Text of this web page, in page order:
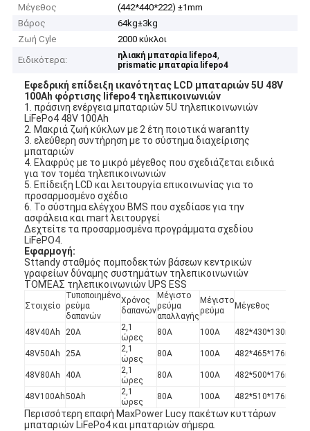
Μέγεθος
(442*440*222) ±1mm
Βάρος
64kg±3kg
Ζωή Cyle
2000 κύκλοι
Ειδικότερα:
ηλιακή μπαταρία lifepo4,
prismatic μπαταρία lifepo4
Εφεδρική επίδειξη ικανότητας LCD μπαταριών 5U 48V
100Ah φόρτισης lifepo4 τηλεπικοινωνιών
1. πράσινη ενέργεια μπαταριών 5U τηλεπικοινωνιών
LiFePo4 48V 100Ah
2. Μακριά ζωή κύκλων με 2 έτη ποιοτικά warantty
3. ελεύθερη συντήρηση με το σύστημα διαχείρισης
μπαταριών
4. Ελαφρύς με το μικρό μέγεθος που σχεδιάζεται ειδικά
για τον τομέα τηλεπικοινωνιών
5. Επίδειξη LCD και λειτουργία επικοινωνίας για το
προσαρμοσμένο σχέδιο
6. Το σύστημα ελέγχου BMS που σχεδίασε για την
ασφάλεια και mart λειτουργεί
Δεχτείτε τα προσαρμοσμένα προγράμματα σχεδίου
LiFePO4.
Εφαρμογή:
Sttandy σταθμός πομποδεκτών βάσεων κεντρικών
γραφείων δύναμης συστημάτων τηλεπικοινωνιών
ΤΟΜΈΑΣ τηλεπικοινωνιών UPS ESS
Στοιχείο
Τυποποιημένο
ρεύμα
δαπανών
Χρόνος
δαπανών
Μέγιστο
ρεύμα
απαλλαγής
Μέγιστο
ρεύμα
Μέγεθος
48V40Ah 20A
2,1
ώρες
80A 100A 482*430*130mm
48V50Ah 25A
2,1
ώρες
80A 100A 482*465*176mm
48V80Ah 40A
2,1
ώρες
80A 100A 482*500*176mm
48V100Ah50Ah
2,1
ώρες
80A 100A 482*510*176mm
Περισσότερη επαφή MaxPower Lucy πακέτων κυττάρων
μπαταριών LiFePo4 και μπαταριών σήμερα.